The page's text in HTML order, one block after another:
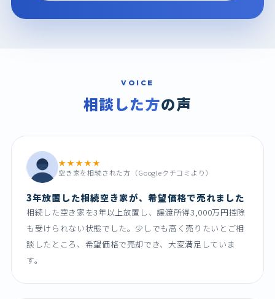
VOICE
相談した方の声
★★★★★
空き家を相続された方（Googleクチコミより）
3年放置した相続空き家が、希望価格で売れました
相続した空き家を3年以上放置し、譲渡所得3,000万円控除
も受けられない状態でした。少しでも高く売りたいとご相
談したところ、希望価格で売却でき、大変満足していま
す。